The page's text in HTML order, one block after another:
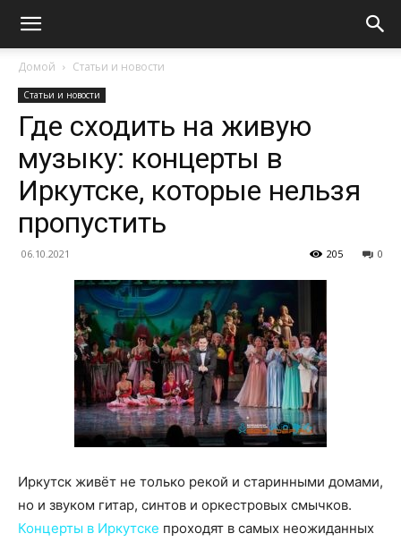
Домой Статьи и новости
Статьи и новости
Где сходить на живую
музыку: концерты в
Иркутске, которые нельзя
пропустить
06.10.2021 0
205
Иркутск живёт не только рекой и старинными домами,
но и звуком гитар, синтов и оркестровых смычков.
Концерты в Иркутске проходят в самых неожиданных